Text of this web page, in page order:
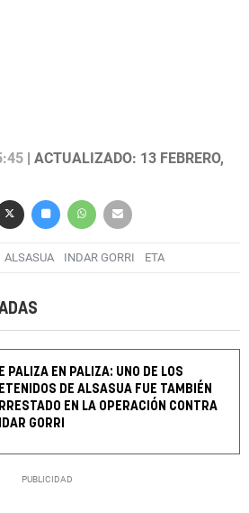
| ACTUALIZADO: 13 FEBRERO,
ALSASUA INDAR GORRI ETA
PALIZA EN PALIZA: UNO DE LOS
DE ALSASUA FUE TAMBIÉN
EN LA OPERACIÓN CONTRA
GORRI